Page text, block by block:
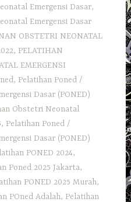
Emergensi Dasar,
Emergensi Dasar
OBSTETRI NEONATAL
, PELATIHAN
EMERGENSI
, Pelatihan Poned /
Dasar (PONED)
Obstetri Neonatal
, Pelatihan Poned /
Dasar (PONED)
PONED 2024,
Poned 2025 Jakarta,
PONED 2025 Murah,
POned Adalah, Pelatihan